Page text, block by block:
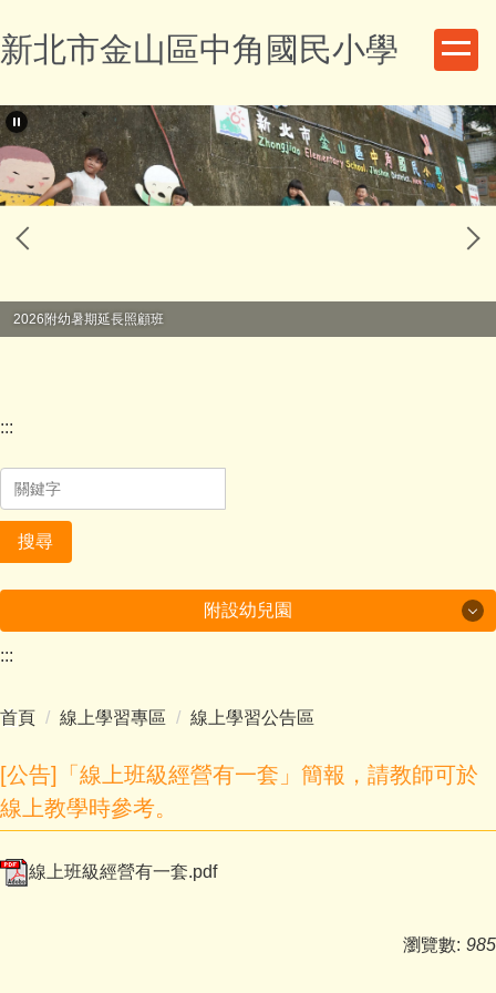
到
主
內
容
區
新北市金山區中角國民小學
2026附幼暑期延長照顧班
:::
搜尋
附設幼兒園
行政及成果
課程計畫
多元學習
環境教育成果
:::
首頁 線上學習專區 線上學習公告區
[公告]「線上班級經營有一套」簡報，請教師可於
線上教學時參考。
線上班級經營有一套.pdf
瀏覽數: 985